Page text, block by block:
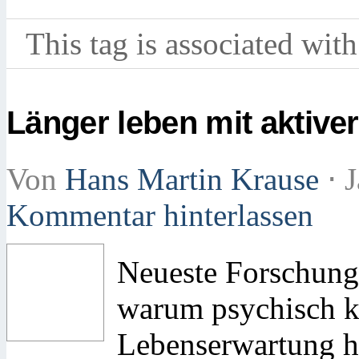
This tag is associated
Länger leben mit
Von Hans Martin Krause ⋅
Kommentar hinterlassen
Neueste
warum psychisch
Lebenserwartung